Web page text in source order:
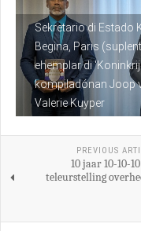
Sekretario di Estado
Begina, Paris
ehemplar di
kompiladónan Joop
Valerie Kuyper
PREVIOUS
10 jaar 10-10-
teleurstelling